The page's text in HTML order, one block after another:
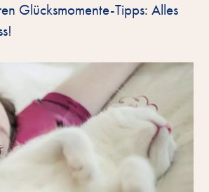
Glücksmomente-Tipps: Alles